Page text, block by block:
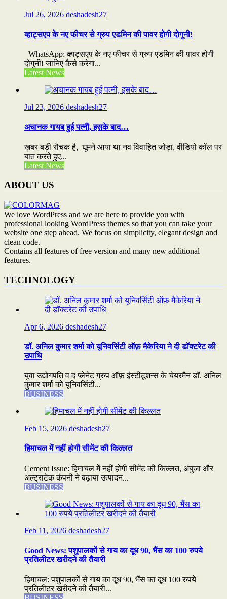
Jul 26, 2026 deshadesh27
व्हाट्सएप के नए फीचर से ग्रुप एडमिन की पावर होगी दोगुनी!
WhatsApp: व्हाट्सएप के नए फीचर से ग्रुप एडमिन की पावर होगी
दोगुनी! जानिए कैसे करेगा...
Latest News
Jul 23, 2026 deshadesh27
अचानक गायब हुई पत्नी, इसके बाद…
ख़बर बड़ी रौचक है, घूमने आया था नव विवाहित जोड़ा, वीडियो कॉल पर
बात करते हुए...
Latest News
ABOUT US
We love WordPress and we are here to provide you with
professional looking WordPress themes so that you can take your
website one step ahead. We focus on simplicity, elegant design and
clean code.
Contains all features of free version and many new additional
features.
TECHNOLOGY
Apr 6, 2026 deshadesh27
डॉ. अनिल कुमार शर्मा को यूनिवर्सिटी ऑफ़ मैकेरिया ने दी डॉक्टरेट की
उपाधि
युवा उद्योगपति व द प्लेनेट ग्रुप ऑफ़ इंस्टीटूशन्स के चेयरमैन डॉ. अनिल
कुमार शर्मा को यूनिवर्सिटी...
BUSINESS
Feb 15, 2026 deshadesh27
हिमाचल में नहीं होगी सीमेंट की किल्लत
Cement Issue: हिमाचल में नहीं होगी सीमेंट की किल्लत, अंबुजा और
अल्ट्राटेक कंपनी ने बढ़ाया उत्पादन...
BUSINESS
Feb 11, 2026 deshadesh27
Good News: पशुपालकों से गाय का दूध 90, भैंस का 100 रुपये
प्रतिलीटर खरीदने की तैयारी
हिमाचल: पशुपालकों से गाय का दूध 90, भैंस का दूध 100 रुपये
प्रतिलीटर खरीदने की तैयारी...